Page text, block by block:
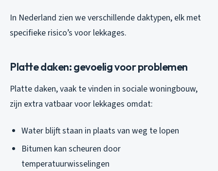
In Nederland zien we verschillende daktypen, elk met
specifieke risico’s voor lekkages.
Platte daken: gevoelig voor problemen
Platte daken, vaak te vinden in sociale woningbouw,
zijn extra vatbaar voor lekkages omdat:
Water blijft staan in plaats van weg te lopen
Bitumen kan scheuren door
temperatuurwisselingen